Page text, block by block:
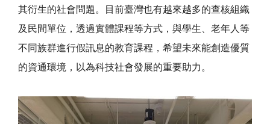
其衍生的社會問題。目前臺灣也有越來越多的查核組織
及民間單位，透過實體課程等方式，與學生、老年人等
不同族群進行假訊息的教育課程，希望未來能創造優質
的資通環境，以為科技社會發展的重要助力。